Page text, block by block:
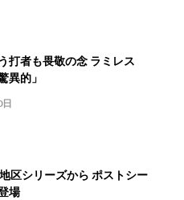
打者も畏敬の念 ラミレス
異的」
区シリーズから ポストシー
場